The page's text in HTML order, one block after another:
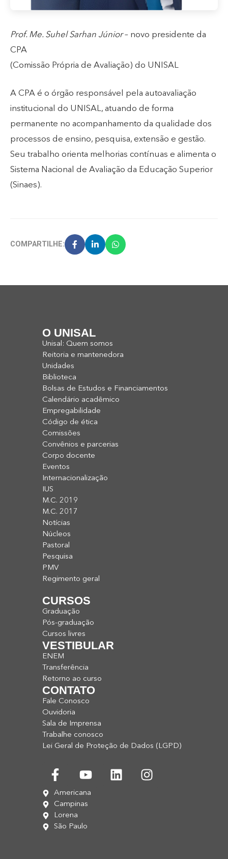
Prof. Me. Suhel Sarhan Júnior– novo presidente da
CPA
(Comissão Própria de Avaliação) do UNISAL
A CPA é o órgão responsável pela autoavaliação
institucional do UNISAL, atuando de forma
permanente no acompanhamento da qualidade dos
processos de ensino, pesquisa, extensão e gestão.
Seu trabalho orienta melhorias contínuas e alimenta o
Sistema Nacional de Avaliação da Educação Superior
(Sinaes).
COMPARTILHE:
O UNISAL
Unisal: Quem somos
Reitoria e mantenedora
Unidades
Biblioteca
Bolsas de Estudos e Financiamentos
Calendário acadêmico
Empregabilidade
Código de ética
Comissões
Convênios e parcerias
Corpo docente
Eventos
Internacionalização
IUS
M.C. 2019
M.C. 2017
Notícias
Núcleos
Pastoral
Pesquisa
PMV
Regimento geral
CURSOS
Graduação
Pós-graduação
Cursos livres
VESTIBULAR
ENEM
Transferência
Retorno ao curso
CONTATO
Fale Conosco
Ouvidoria
Sala de Imprensa
Trabalhe conosco
Lei Geral de Proteção de Dados (LGPD)
Americana
Campinas
Lorena
São Paulo